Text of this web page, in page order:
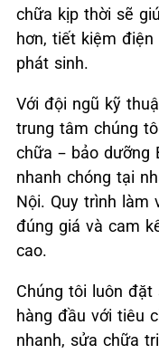
chữa kịp thời sẽ
hơn, tiết kiệm
phát sinh.
Với đội ngũ kỹ
trung tâm chúng
chữa – bảo dưỡng
nhanh chóng tại
Nội. Quy trình làm
đúng giá và cam
cao.
Chúng tôi luôn đặt
hàng đầu với tiêu
nhanh, sửa chữa